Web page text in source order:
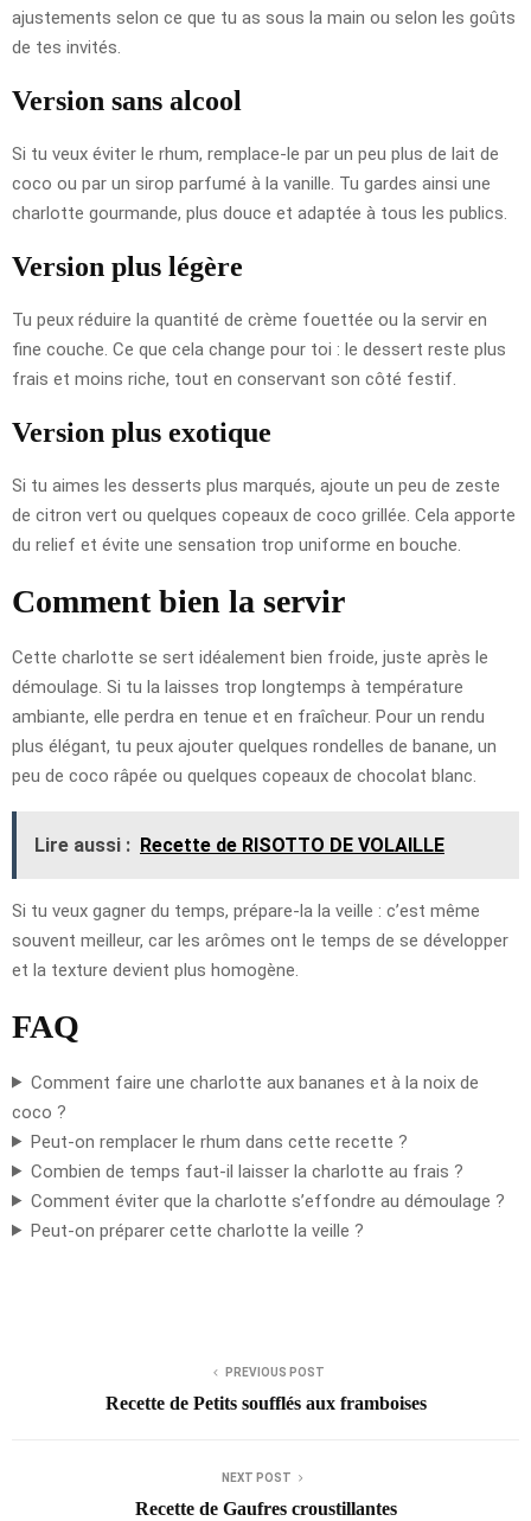
ajustements selon ce que tu as sous la main ou selon les goûts
de tes invités.
Version sans alcool
Si tu veux éviter le rhum, remplace-le par un peu plus de lait de
coco ou par un sirop parfumé à la vanille. Tu gardes ainsi une
charlotte gourmande, plus douce et adaptée à tous les publics.
Version plus légère
Tu peux réduire la quantité de crème fouettée ou la servir en
fine couche. Ce que cela change pour toi : le dessert reste plus
frais et moins riche, tout en conservant son côté festif.
Version plus exotique
Si tu aimes les desserts plus marqués, ajoute un peu de zeste
de citron vert ou quelques copeaux de coco grillée. Cela apporte
du relief et évite une sensation trop uniforme en bouche.
Comment bien la servir
Cette charlotte se sert idéalement bien froide, juste après le
démoulage. Si tu la laisses trop longtemps à température
ambiante, elle perdra en tenue et en fraîcheur. Pour un rendu
plus élégant, tu peux ajouter quelques rondelles de banane, un
peu de coco râpée ou quelques copeaux de chocolat blanc.
Lire aussi : Recette de RISOTTO DE VOLAILLE
Si tu veux gagner du temps, prépare-la la veille : c’est même
souvent meilleur, car les arômes ont le temps de se développer
et la texture devient plus homogène.
FAQ
Comment faire une charlotte aux bananes et à la noix de
coco ?
Peut-on remplacer le rhum dans cette recette ?
Combien de temps faut-il laisser la charlotte au frais ?
Comment éviter que la charlotte s’effondre au démoulage ?
Peut-on préparer cette charlotte la veille ?
PREVIOUS POST
Recette de Petits soufflés aux framboises
NEXT POST
Recette de Gaufres croustillantes